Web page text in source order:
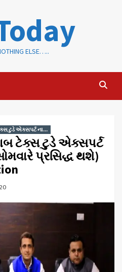
ELSE…..
ટુડે એક્સપર્ટ ના...
ટેક્સ ટુડે એક્સપર્ટ
પ્રસિદ્ધ થશે)